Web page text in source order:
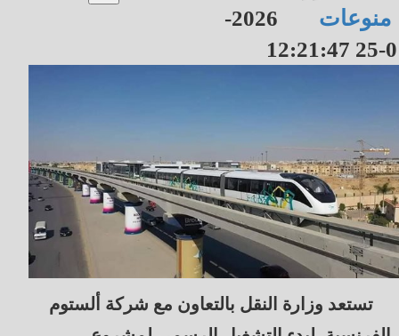
منوعات
2026-
01-25
تستعد وزارة النقل بالتعاون مع شركة ألستوم